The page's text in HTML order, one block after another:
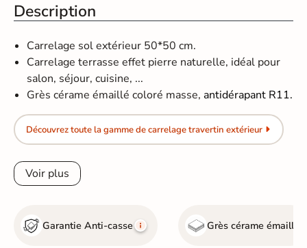
Description
Carrelage sol extérieur 50*50 cm.
Carrelage terrasse effet pierre naturelle, idéal pour
salon, séjour, cuisine, ...
Grès cérame émaillé coloré masse,antidérapant R11.
Découvrez toute la gamme de carrelage travertin extérieur
Voir plus
Garantie Anti-casse Grès cérame émaillé